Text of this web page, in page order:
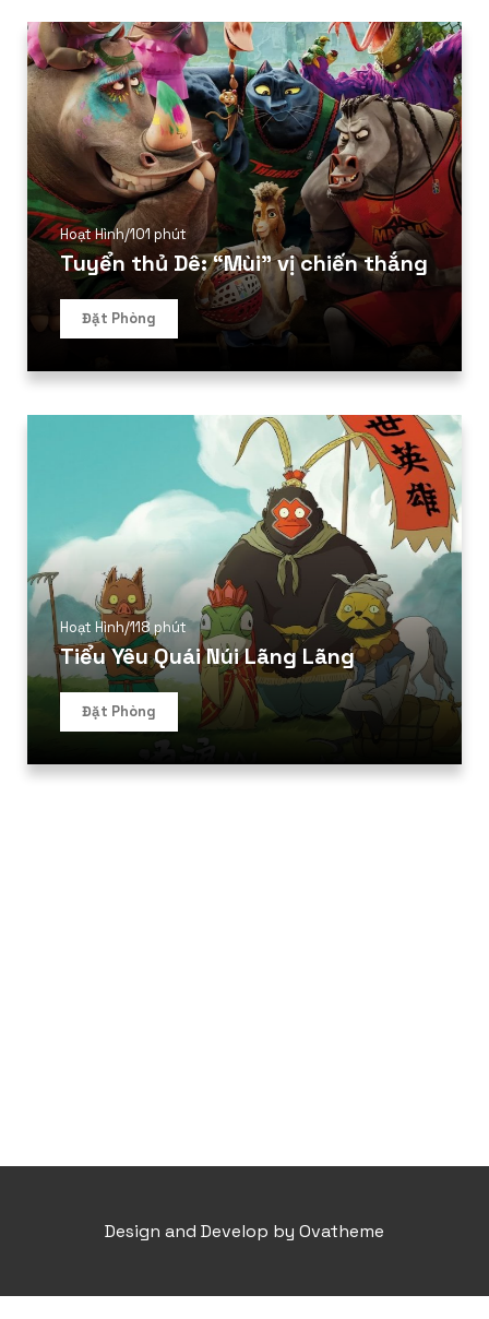
Hoạt Hình/101 phút
Tuyển thủ Dê: “Mùi” vị chiến thắng
Đặt Phòng
Hoạt Hình/118 phút
Tiểu Yêu Quái Núi Lãng Lãng
Đặt Phòng
Design and Develop by Ovatheme